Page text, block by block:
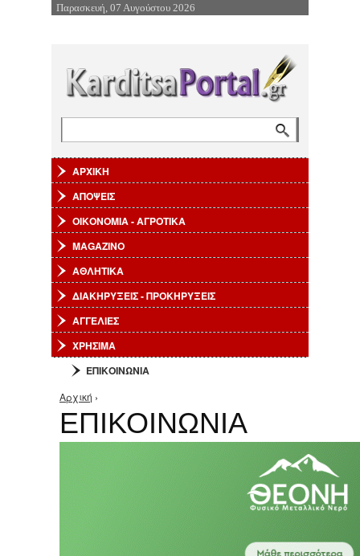
Επιστροφή στην Πλοήγηση
Παρασκευή, 07 Αυγούστου 2026
ΑΡΧΙΚΗ
ΑΠΟΨΕΙΣ
ΟΙΚΟΝΟΜΙΑ - ΑΓΡΟΤΙΚΑ
MAGAZINO
ΑΘΛΗΤΙΚΑ
ΔΙΑΚΗΡΥΞΕΙΣ - ΠΡΟΚΗΡΥΞΕΙΣ
ΑΓΓΕΛΙΕΣ
ΧΡΗΣΙΜΑ
ΕΠΙΚΟΙΝΩΝΙΑ
Είστε εδώ
Αρχική ›
ΕΠΙΚΟΙΝΩΝΙΑ